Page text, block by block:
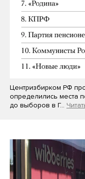
Центризбирком РФ
определились места
до выборов в Г…